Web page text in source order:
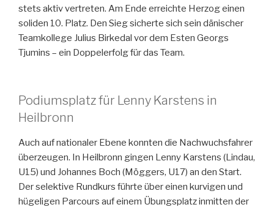
stets aktiv vertreten. Am Ende erreichte Herzog einen
soliden 10. Platz. Den Sieg sicherte sich sein dänischer
Teamkollege Julius Birkedal vor dem Esten Georgs
Tjumins – ein Doppelerfolg für das Team.
Podiumsplatz für Lenny Karstens in
Heilbronn
Auch auf nationaler Ebene konnten die Nachwuchsfahrer
überzeugen. In Heilbronn gingen Lenny Karstens (Lindau,
U15) und Johannes Boch (Möggers, U17) an den Start.
Der selektive Rundkurs führte über einen kurvigen und
hügeligen Parcours auf einem Übungsplatz inmitten der